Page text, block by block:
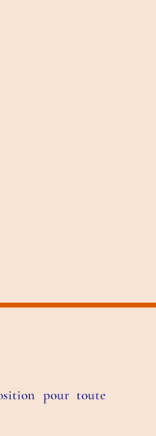
pour toute